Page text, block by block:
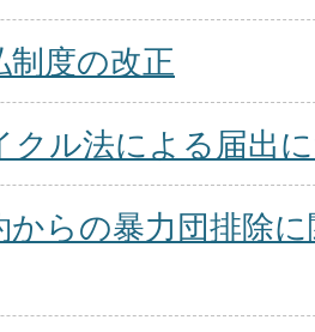
制度の改正
クル法による届出
からの暴力団排除